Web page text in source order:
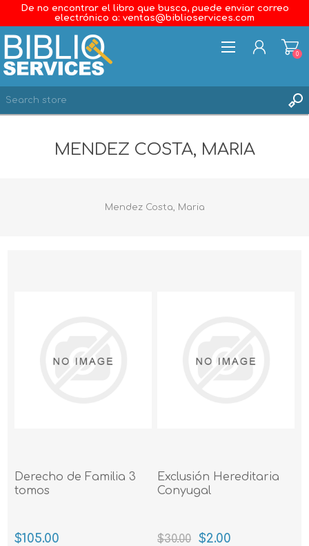
De no encontrar el libro que busca, puede enviar correo
electrónico a: ventas@biblioservices.com
LOG IN
0
MENDEZ COSTA, MARIA
Mendez Costa, Maria
Derecho de Familia 3
tomos
$105.00
Exclusión Hereditaria
Conyugal
$30.00 $2.00